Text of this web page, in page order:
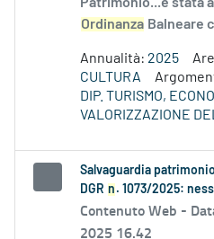
Patrimonio...è stata
Ordinanza Balneare
Annualità: 2025
CULTURA
DIP. TURISMO,
VALORIZZAZIONE
Salvaguardia
DGR n . 1073/2025:
Contenuto Web -
2025 16.42